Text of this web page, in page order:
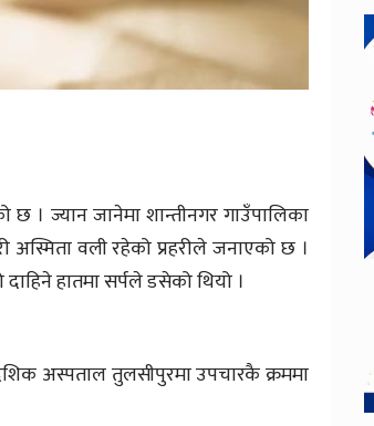
। ज्यान जानेमा शान्तीनगर गाउँपालिका
अस्मिता वली रहेको प्रहरीले जनाएको छ ।
हातमा सर्पले डसेको थियो ।
अस्पताल तुलसीपुरमा उपचारकै क्रममा